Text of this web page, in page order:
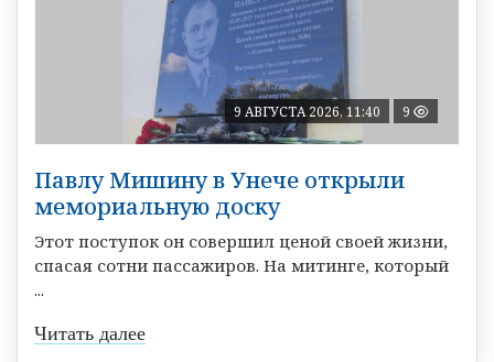
9 АВГУСТА 2026, 11:40 9
Павлу Мишину в Унече открыли
мемориальную доску
Этот поступок он совершил ценой своей жизни,
спасая сотни пассажиров. На митинге, который
...
Читать далее